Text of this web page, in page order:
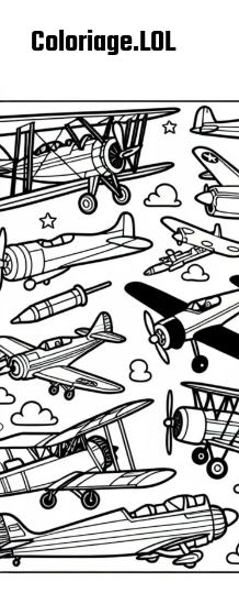
Coloriage.LOL